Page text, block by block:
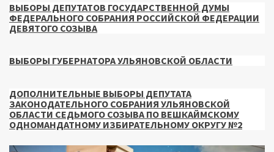
ВЫБОРЫ ДЕПУТАТОВ ГОСУДАРСТВЕННОЙ ДУМЫ
ФЕДЕРАЛЬНОГО СОБРАНИЯ РОССИЙСКОЙ ФЕДЕРАЦИИ
ДЕВЯТОГО СОЗЫВА
ВЫБОРЫ ГУБЕРНАТОРА УЛЬЯНОВСКОЙ ОБЛАСТИ
ДОПОЛНИТЕЛЬНЫЕ ВЫБОРЫ ДЕПУТАТА
ЗАКОНОДАТЕЛЬНОГО СОБРАНИЯ УЛЬЯНОВСКОЙ
ОБЛАСТИ СЕДЬМОГО СОЗЫВА ПО ВЕШКАЙМСКОМУ
ОДНОМАНДАТНОМУ ИЗБИРАТЕЛЬНОМУ ОКРУГУ №2